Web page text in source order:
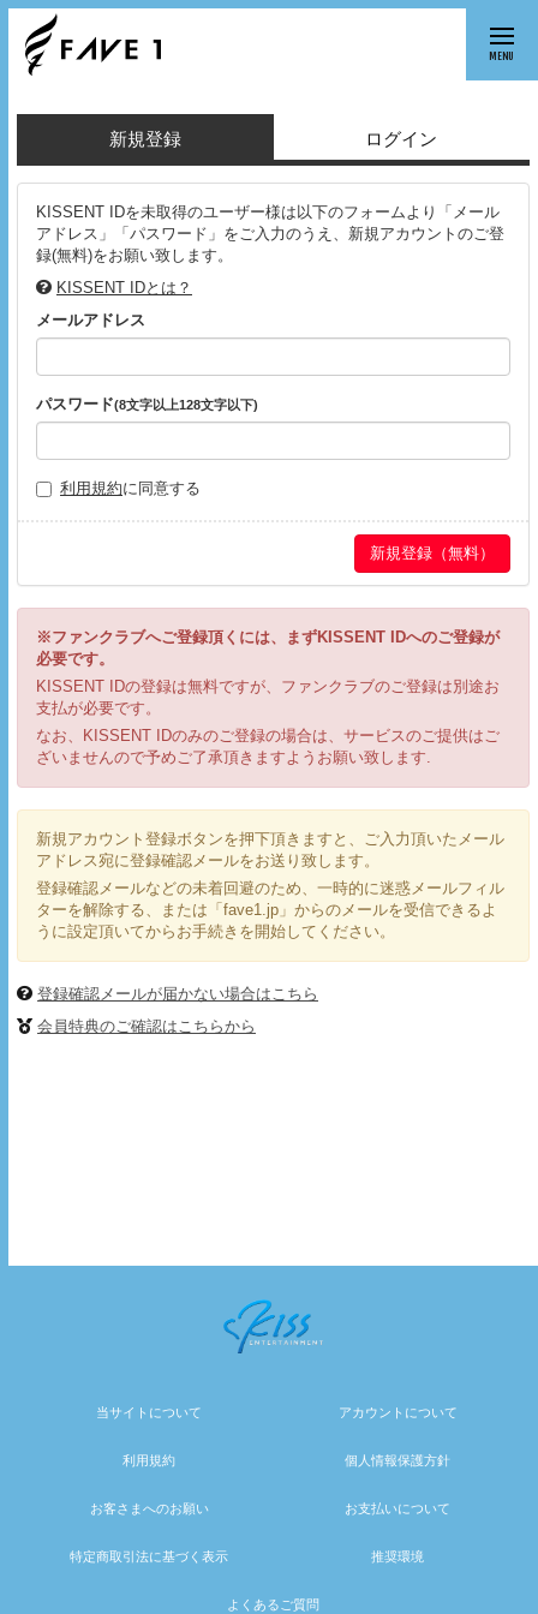
MENU
新規登録 ログイン
KISSENT IDを未取得のユーザー様は以下のフォームより「メール
アドレス」「パスワード」をご入力のうえ、新規アカウントのご登
録(無料)をお願い致します。
KISSENT IDとは？
メールアドレス
パスワード(8文字以上128文字以下)
利用規約に同意する
※ファンクラブへご登録頂くには、まずKISSENT IDへのご登録が
必要です。
KISSENT IDの登録は無料ですが、ファンクラブのご登録は別途お
支払が必要です。
なお、KISSENT IDのみのご登録の場合は、サービスのご提供はご
ざいませんので予めご了承頂きますようお願い致します.
新規アカウント登録ボタンを押下頂きますと、ご入力頂いたメール
アドレス宛に登録確認メールをお送り致します。
登録確認メールなどの未着回避のため、一時的に迷惑メールフィル
ターを解除する、または「fave1.jp」からのメールを受信できるよ
うに設定頂いてからお手続きを開始してください。
登録確認メールが届かない場合はこちら
会員特典のご確認はこちらから
当サイトについて アカウントについて
利用規約 個人情報保護方針
お客さまへのお願い お支払いについて
特定商取引法に基づく表示 推奨環境
よくあるご質問